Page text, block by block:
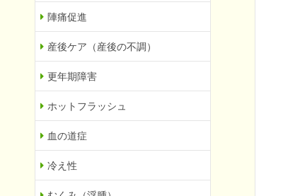
陣痛促進
産後ケア（産後の不調）
更年期障害
ホットフラッシュ
血の道症
冷え性